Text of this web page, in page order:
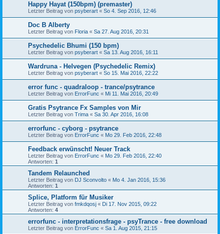
Happy Hayat (150bpm) (premaster)
Letzter Beitrag von psyberart « So 4. Sep 2016, 12:46
Doc B Alberty
Letzter Beitrag von Floria « Sa 27. Aug 2016, 20:31
Psychedelic Bhumi (150 bpm)
Letzter Beitrag von psyberart « Sa 13. Aug 2016, 16:11
Wardruna - Helvegen (Psychedelic Remix)
Letzter Beitrag von psyberart « So 15. Mai 2016, 22:22
error func - quadraloop - trance/psytrance
Letzter Beitrag von ErrorFunc « Mi 11. Mai 2016, 20:49
Gratis Psytrance Fx Samples von Mir
Letzter Beitrag von Trima « Sa 30. Apr 2016, 16:08
errorfunc - cyborg - psytrance
Letzter Beitrag von ErrorFunc « Mo 29. Feb 2016, 22:48
Feedback erwünscht! Neuer Track
Letzter Beitrag von ErrorFunc « Mo 29. Feb 2016, 22:40
Antworten: 1
Tandem Relaunched
Letzter Beitrag von DJ Sconvolto « Mo 4. Jan 2016, 15:36
Antworten: 1
Splice, Platform für Musiker
Letzter Beitrag von fmkdqosj « Di 17. Nov 2015, 09:22
Antworten: 4
errorfunc - interpretationsfrage - psyTrance - free download
Letzter Beitrag von ErrorFunc « Sa 1. Aug 2015, 21:15